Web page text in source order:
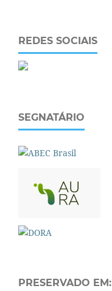
REDES SOCIAIS
SEGNATÁRIO
PRESERVADO EM: